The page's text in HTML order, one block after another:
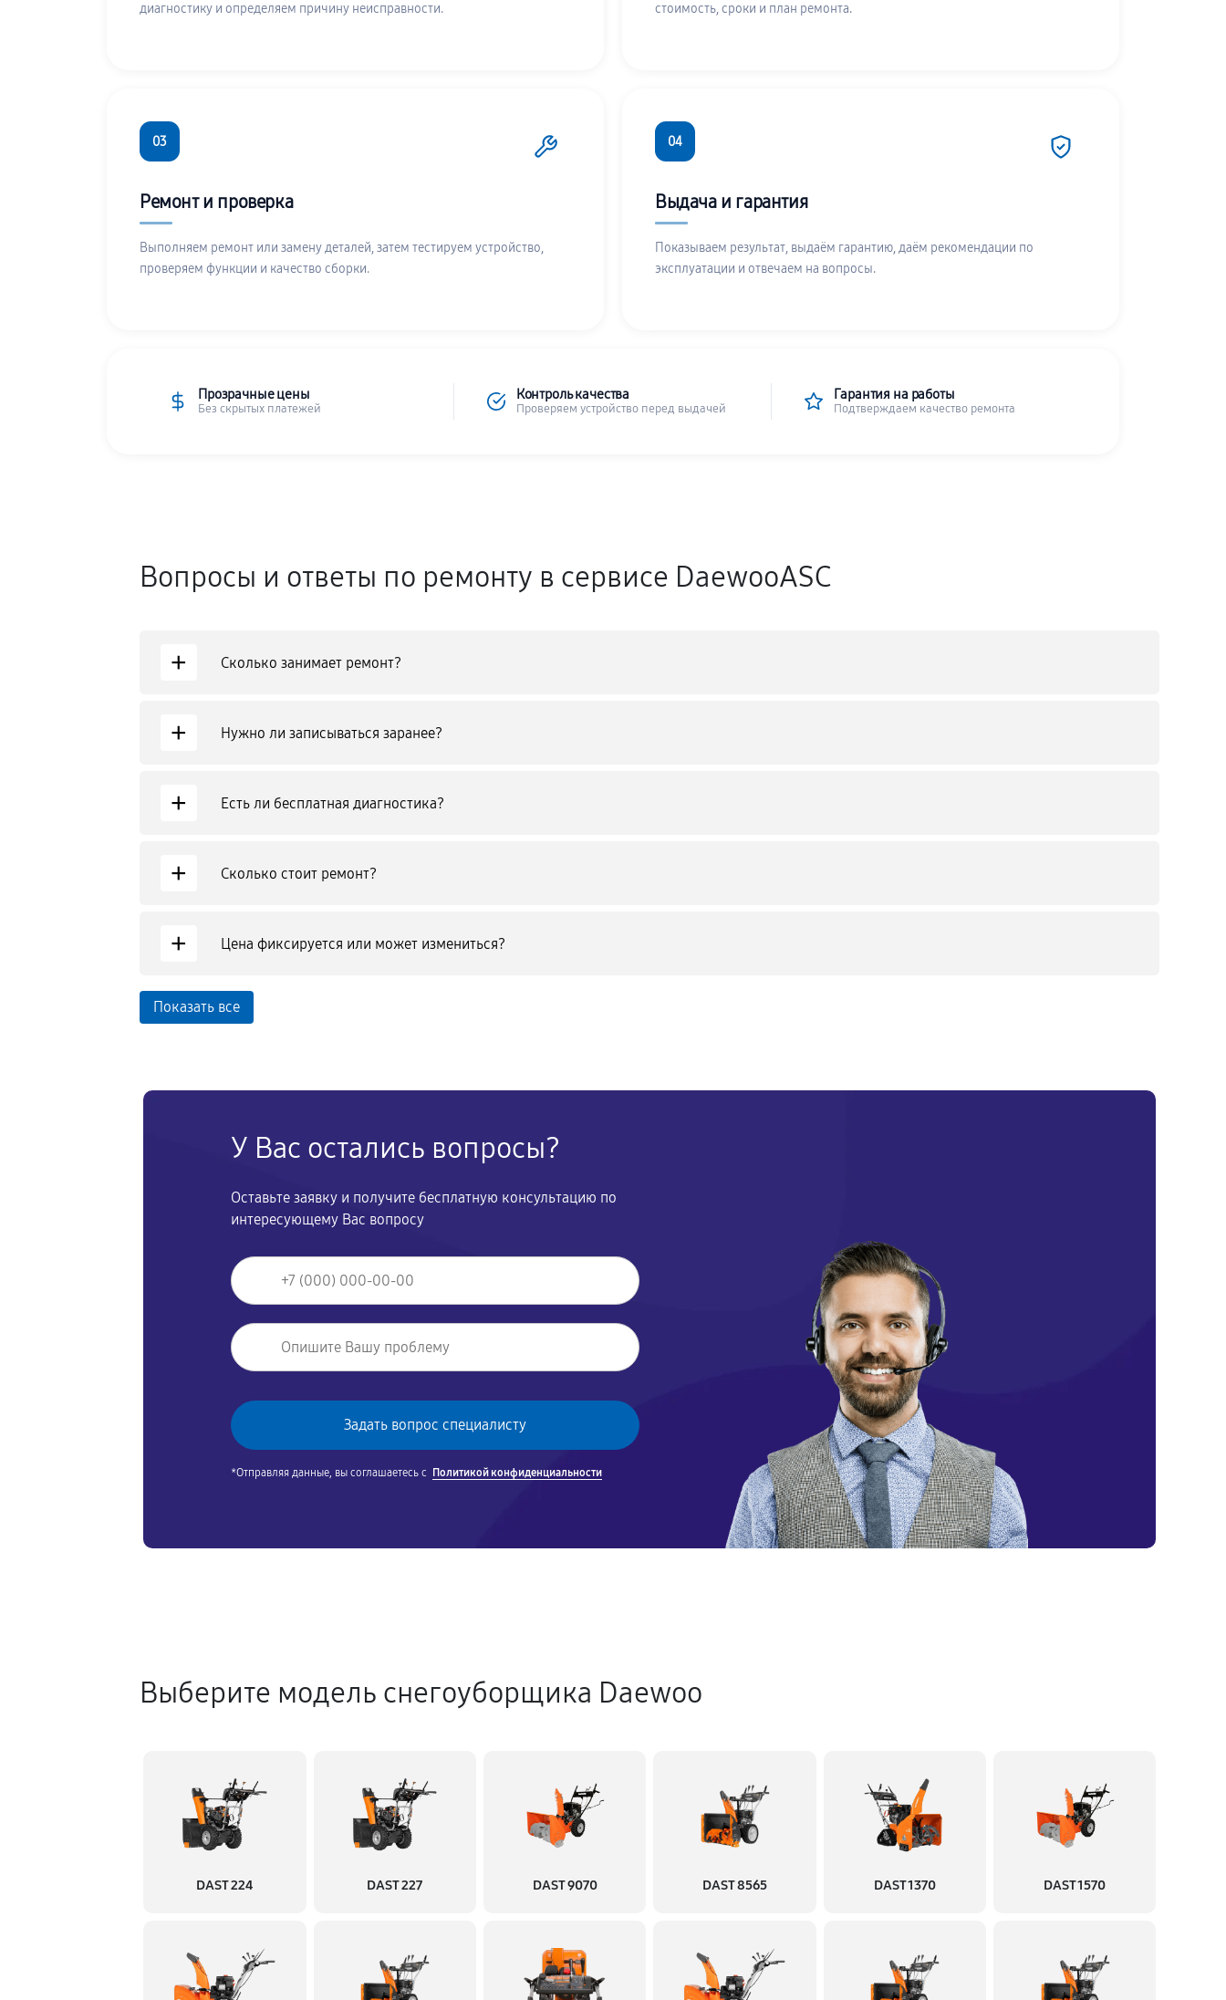
диагностику и определяем причину неисправности.
стоимость, сроки и план ремонта.
03
Ремонт и проверка
Выполняем ремонт или замену деталей, затем тестируем устройство,
проверяем функции и качество сборки.
04
Выдача и гарантия
Показываем результат, выдаём гарантию, даём рекомендации по
эксплуатации и отвечаем на вопросы.
Прозрачные цены
Без скрытых платежей
Контроль качества
Проверяем устройство перед выдачей
Гарантия на работы
Подтверждаем качество ремонта
Вопросы и ответы по ремонту в сервисе DaewooASC
+ Сколько занимает ремонт?
+ Нужно ли записываться заранее?
+ Есть ли бесплатная диагностика?
+ Сколько стоит ремонт?
+ Цена фиксируется или может измениться?
Показать все
У Вас остались вопросы?
Оставьте заявку и получите бесплатную консультацию по
интересующему Вас вопросу
*Отправляя данные, вы соглашаетесь с Политикой конфиденциальности
Выберите модель снегоуборщика Daewoo
DAST 224 DAST 227 DAST 9070 DAST 8565 DAST 1370 DAST 1570